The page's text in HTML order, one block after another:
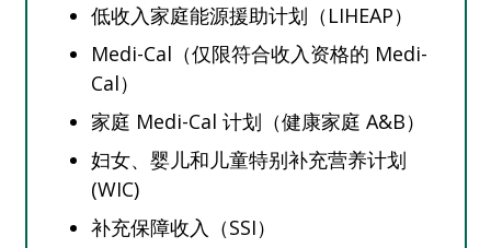
低收入家庭能源援助计划（LIHEAP）
Medi-Cal（仅限符合收入资格的 Medi-
Cal）
家庭 Medi-Cal 计划（健康家庭 A&B）
妇女、婴儿和儿童特别补充营养计划
(WIC)
补充保障收入（SSI）